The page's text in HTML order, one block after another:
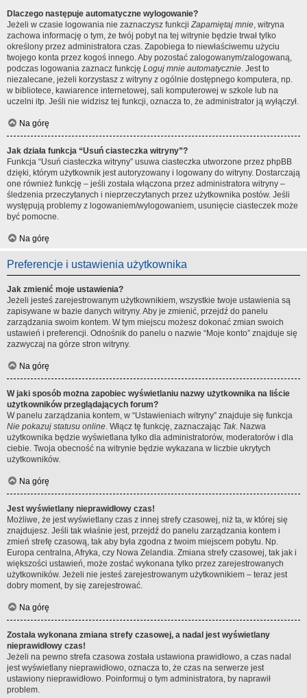
Dlaczego następuje automatyczne wylogowanie?
Jeżeli w czasie logowania nie zaznaczysz funkcjiZapamiętaj mnie, witryna
zachowa informację o tym, że twój pobyt na tej witrynie będzie trwał tylko
określony przez administratora czas. Zapobiega to niewłaściwemu użyciu
twojego konta przez kogoś innego. Aby pozostać zalogowanym/zalogowaną,
podczas logowania zaznacz funkcję Loguj mnie automatycznie. Jest to
niezalecane, jeżeli korzystasz z witryny z ogólnie dostępnego komputera, np.
w bibliotece, kawiarence internetowej, sali komputerowej w szkole lub na
uczelni itp. Jeśli nie widzisz tej funkcji, oznacza to, że administrator ją wyłączył.
Na górę
Jak działa funkcja “Usuń ciasteczka witryny”?
Funkcja “Usuń ciasteczka witryny” usuwa ciasteczka utworzone przez phpBB
dzięki, którym użytkownik jest autoryzowany i logowany do witryny. Dostarczają
one również funkcję – jeśli została włączona przez administratora witryny –
śledzenia przeczytanych i nieprzeczytanych przez użytkownika postów. Jeśli
występują problemy z logowaniem/wylogowaniem, usunięcie ciasteczek może
być pomocne.
Na górę
Preferencje i ustawienia użytkownika
Jak zmienić moje ustawienia?
Jeżeli jesteś zarejestrowanym użytkownikiem, wszystkie twoje ustawienia są
zapisywane w bazie danych witryny. Aby je zmienić, przejdź do panelu
zarządzania swoim kontem. W tym miejscu możesz dokonać zmian swoich
ustawień i preferencji. Odnośnik do panelu o nazwie “Moje konto” znajduje się
zazwyczaj na górze stron witryny.
Na górę
W jaki sposób można zapobiec wyświetlaniu nazwy użytkownika na liście
użytkowników przeglądających forum?
W panelu zarządzania kontem, w “Ustawieniach witryny” znajduje się funkcja
Nie pokazuj statusu online. Włącz tę funkcję, zaznaczając Tak. Nazwa
użytkownika będzie wyświetlana tylko dla administratorów, moderatorów i dla
ciebie. Twoja obecność na witrynie będzie wykazana w liczbie ukrytych
użytkowników.
Na górę
Jest wyświetlany nieprawidłowy czas!
Możliwe, że jest wyświetlany czas z innej strefy czasowej, niż ta, w której się
znajdujesz. Jeśli tak właśnie jest, przejdź do panelu zarządzania kontem i
zmień strefę czasową, tak aby była zgodna z twoim miejscem pobytu. Np.
Europa centralna, Afryka, czy Nowa Zelandia. Zmiana strefy czasowej, tak jak i
większości ustawień, może zostać wykonana tylko przez zarejestrowanych
użytkowników. Jeżeli nie jesteś zarejestrowanym użytkownikiem – teraz jest
dobry moment, by się zarejestrować.
Na górę
Została wykonana zmiana strefy czasowej, a nadal jest wyświetlany
nieprawidłowy czas!
Jeżeli na pewno strefa czasowa została ustawiona prawidłowo, a czas nadal
jest wyświetlany nieprawidłowo, oznacza to, że czas na serwerze jest
ustawiony nieprawidłowo. Poinformuj o tym administratora, by naprawił
problem.